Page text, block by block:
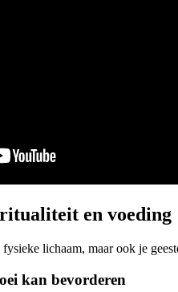
en voeding
lichaam, maar ook je
kan bevorderen